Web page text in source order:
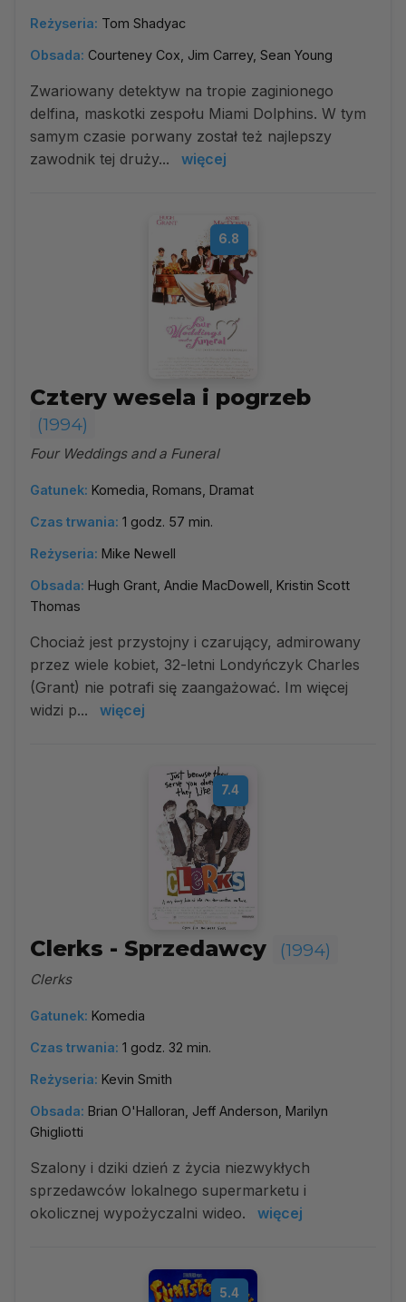
Reżyseria: Tom Shadyac
Obsada: Courteney Cox, Jim Carrey, Sean Young
Zwariowany detektyw na tropie zaginionego
delfina, maskotki zespołu Miami Dolphins. W tym
samym czasie porwany został też najlepszy
zawodnik tej druży...
więcej
6.8
Cztery wesela i pogrzeb
(1994)
Four Weddings and a Funeral
Gatunek: Komedia, Romans, Dramat
Czas trwania: 1 godz. 57 min.
Reżyseria: Mike Newell
Obsada: Hugh Grant, Andie MacDowell, Kristin Scott
Thomas
Chociaż jest przystojny i czarujący, admirowany
przez wiele kobiet, 32-letni Londyńczyk Charles
(Grant) nie potrafi się zaangażować. Im więcej
widzi p...
więcej
7.4
Clerks - Sprzedawcy (1994)
Clerks
Gatunek: Komedia
Czas trwania: 1 godz. 32 min.
Reżyseria: Kevin Smith
Obsada: Brian O'Halloran, Jeff Anderson, Marilyn
Ghigliotti
Szalony i dziki dzień z życia niezwykłych
sprzedawców lokalnego supermarketu i
okolicznej wypożyczalni wideo.
więcej
5.4